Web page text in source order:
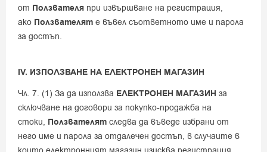
от Ползвателя при извършване на регистрация,
ако Ползвателят е въвел съответното име и парола
за достъп.
IV. ИЗПОЛЗВАНЕ НА ЕЛЕКТРОНЕН МАГАЗИН
Чл. 7. (1) За да използва ЕЛЕКТРОНЕН МАГАЗИН за
сключване на договори за покупко-продажба на
стоки, Ползвателят следва да въведе избрани от
него име и парола за отдалечен достъп, в случаите в